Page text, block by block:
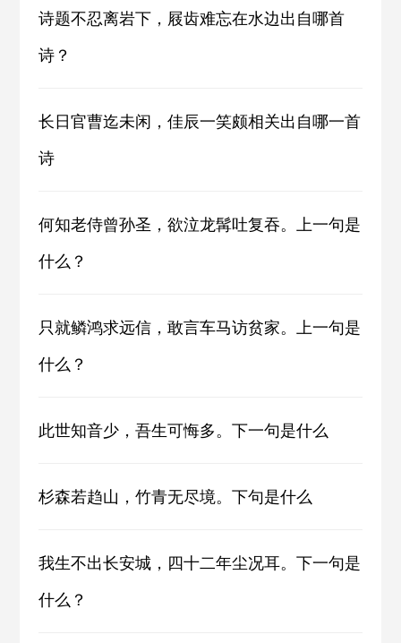
诗题不忍离岩下，屐齿难忘在水边出自哪首
诗？
长日官曹迄未闲，佳辰一笑颇相关出自哪一首
诗
何知老侍曾孙圣，欲泣龙髯吐复吞。上一句是
什么？
只就鳞鸿求远信，敢言车马访贫家。上一句是
什么？
此世知音少，吾生可悔多。下一句是什么
杉森若趋山，竹青无尽境。下句是什么
我生不出长安城，四十二年尘况耳。下一句是
什么？